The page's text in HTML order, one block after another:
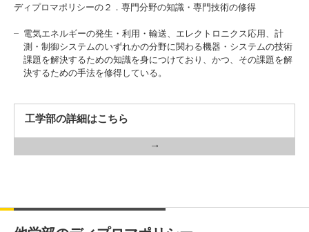
ディプロマポリシーの２．専門分野の知識・専門技術の修得
電気エネルギーの発生・利用・輸送、エレクトロニクス応用、計
測・制御システムのいずれかの分野に関わる機器・システムの技術
課題を解決するための知識を身につけており、かつ、その課題を解
決するための手法を修得している。
工学部の詳細はこちら